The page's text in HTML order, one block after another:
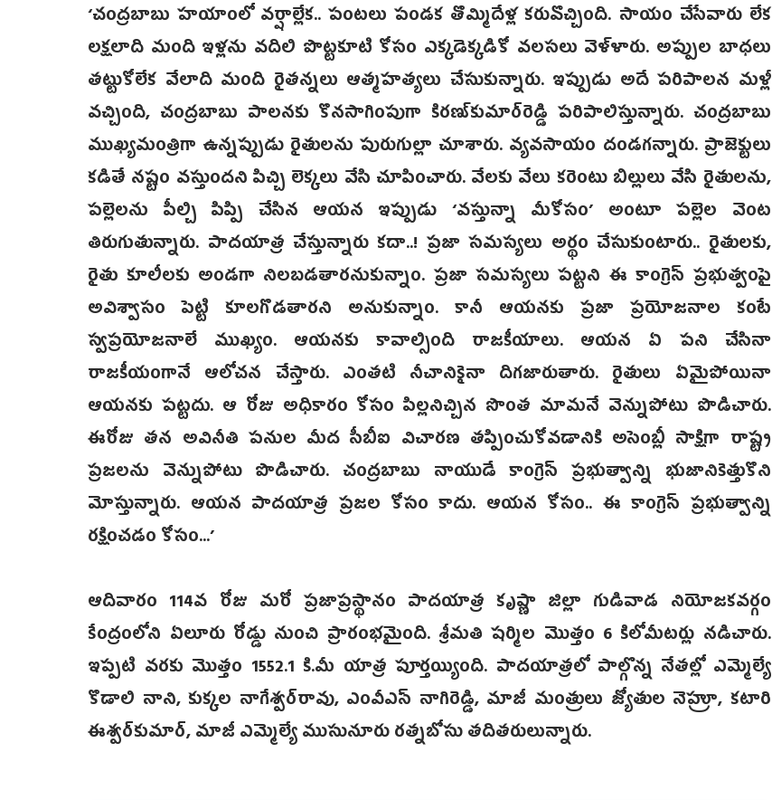
‘చంద్రబాబు హయాంలో వర్షాల్లేక.. పంటలు పండక తొమ్మిదేళ్ల కరువొచ్చింది. సాయం చేసేవారు లేక
లక్షలాది మంది ఇళ్లను వదిలి పొట్టకూటి కోసం ఎక్కడెక్కడికో వలసలు వెళ్ళారు. అప్పుల బాధలు
తట్టుకోలేక వేలాది మంది రైతన్నలు ఆత్మహత్యలు చేసుకున్నారు. ఇప్పుడు అదే పరిపాలన మళ్లీ
వచ్చింది, చంద్రబాబు పాలనకు కొనసాగింపుగా కిరణ్‌కుమార్‌రెడ్డి పరిపాలిస్తున్నారు. చంద్రబాబు
ముఖ్యమంత్రిగా ఉన్నప్పుడు రైతులను పురుగుల్లా చూశారు. వ్యవసాయం దండగన్నారు. ప్రాజెక్టులు
కడితే నష్టం వస్తుందని పిచ్చి లెక్కలు వేసి చూపించారు. వేలకు వేలు కరెంటు బిల్లులు వేసి రైతులను,
పల్లెలను పీల్చి పిప్పి చేసిన ఆయన ఇప్పుడు ‘వస్తున్నా మీకోసం’ అంటూ పల్లెల వెంట
తిరుగుతున్నారు. పాదయాత్ర చేస్తున్నారు కదా..! ప్రజా సమస్యలు అర్థం చేసుకుంటారు.. రైతులకు,
రైతు కూలీలకు అండగా నిలబడతారనుకున్నాం. ప్రజా సమస్యలు పట్టని ఈ కాంగ్రెస్ ప్రభుత్వంపై
అవిశ్వాసం పెట్టి కూలగొడతారని అనుకున్నాం. కానీ ఆయనకు ప్రజా ప్రయోజనాల కంటే
స్వప్రయోజనాలే ముఖ్యం. ఆయనకు కావాల్సింది రాజకీయాలు. ఆయన ఏ పని చేసినా
రాజకీయంగానే ఆలోచన చేస్తారు. ఎంతటి నీచానికైనా దిగజారుతారు. రైతులు ఏమైపోయినా
ఆయనకు పట్టదు. ఆ రోజు అధికారం కోసం పిల్లనిచ్చిన సొంత మామనే వెన్నుపోటు పొడిచారు.
ఈరోజు తన అవినీతి పనుల మీద సీబీఐ విచారణ తప్పించుకోవడానికి అసెంబ్లీ సాక్షిగా రాష్ట్ర
ప్రజలను వెన్నుపోటు పొడిచారు. చంద్రబాబు నాయుడే కాంగ్రెస్ ప్రభుత్వాన్ని భుజానికెత్తుకొని
మోస్తున్నారు. ఆయన పాదయాత్ర ప్రజల కోసం కాదు. ఆయన కోసం.. ఈ కాంగ్రెస్ ప్రభుత్వాన్ని
రక్షించడం కోసం...’
ఆదివారం 114వ రోజు మరో ప్రజాప్రస్థానం పాదయాత్ర కృష్ణా జిల్లా గుడివాడ నియోజకవర్గం
కేంద్రంలోని ఏలూరు రోడ్డు నుంచి ప్రారంభమైంది. శ్రీమతి షర్మిల మొత్తం 6 కిలోమీటర్లు నడిచారు.
ఇప్పటి వరకు మొత్తం 1552.1 కి.మీ యాత్ర పూర్తయ్యింది. పాదయాత్రలో పాల్గొన్న నేతల్లో ఎమ్మెల్యే
కొడాలి నాని, కుక్కల నాగేశ్వర్‌రావు, ఎంవీఎస్ నాగిరెడ్డి, మాజీ మంత్రులు జ్యోతుల నెహ్రూ, కటారి
ఈశ్వర్‌కుమార్, మాజీ ఎమ్మెల్యే ముసునూరు రత్నబోసు తదితరులున్నారు.